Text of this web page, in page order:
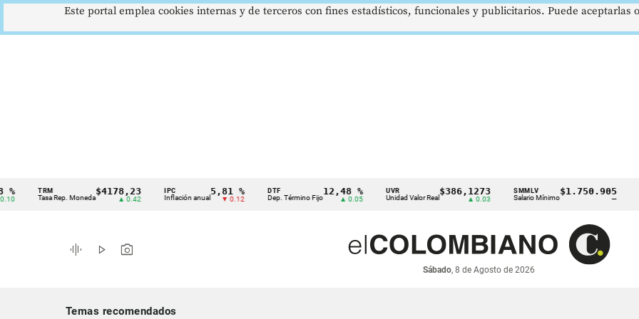
Cintillo
indicadores
económicos
TRM
Tasa Rep. Moneda
$4178,23
▲ 0.42
IPC
Inflación anual
5,81 %
▼ 0.12
DTF
Dep. Término Fijo
12,48 %
▲ 0.05
UVR
Unidad Valor Real
$386,1273 SMMLV
Salario Mínimo
$1.750.905 BRENT
graphic_eq play_arrow photo_camera
Sábado, 8 de Agosto de 2026
Temas recomendados
Este portal emplea cookies internas y de terceros con fines estadísticos, funcionales y publicitarios. Puede aceptarlas